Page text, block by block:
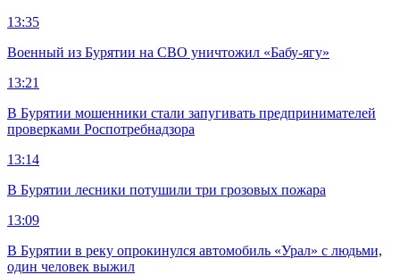
13:35
Военный из Бурятии на СВО уничтожил «Бабу-ягу»
13:21
В Бурятии мошенники стали запугивать предпринимателей
проверками Роспотребнадзора
13:14
В Бурятии лесники потушили три грозовых пожара
13:09
В Бурятии в реку опрокинулся автомобиль «Урал» с людьми,
один человек выжил